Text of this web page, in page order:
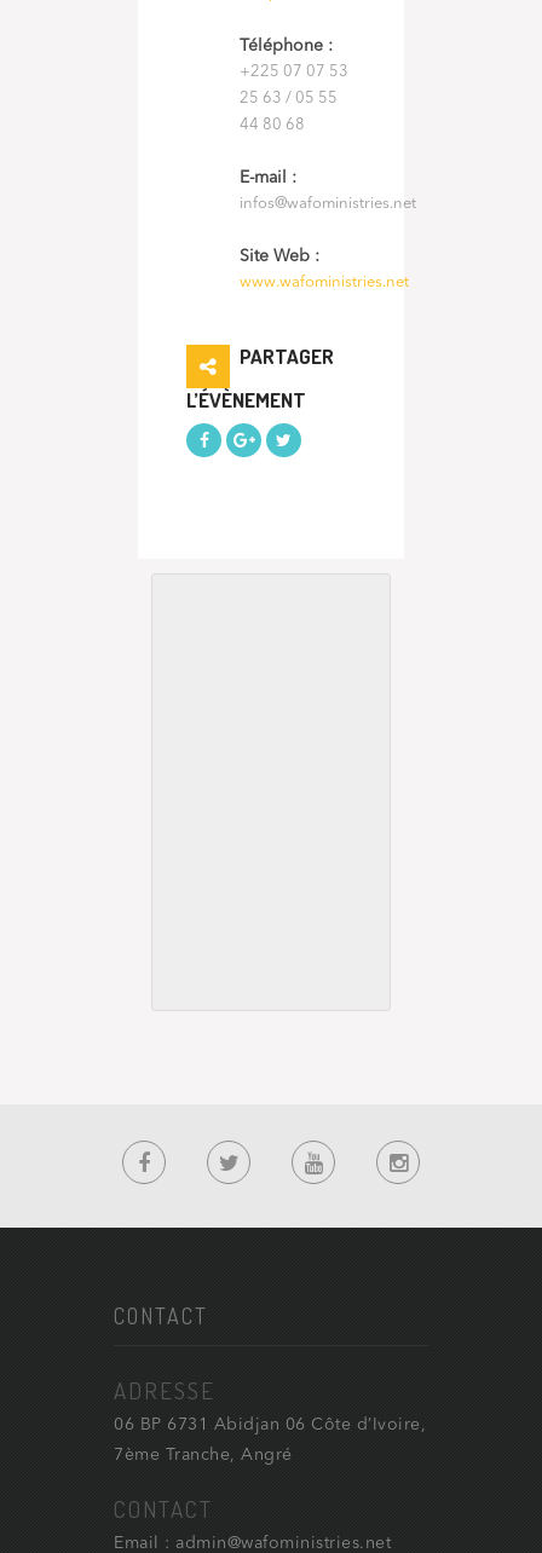
Téléphone :
+225 07 07 53
25 63 / 05 55
44 80 68
E-mail :
infos@wafoministries.net
Site Web :
www.wafoministries.net
PARTAGER
L’ÉVÈNEMENT
CONTACT
ADRESSE
06 BP 6731 Abidjan 06 Côte d’Ivoire,
7ème Tranche, Angré
CONTACT
Email : admin@wafoministries.net